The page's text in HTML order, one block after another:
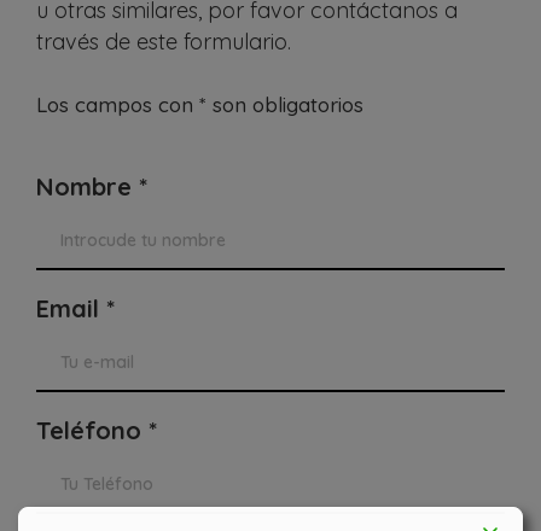
u otras similares, por favor contáctanos a
través de este formulario.
Los campos con * son obligatorios
Nombre *
Email *
Teléfono *